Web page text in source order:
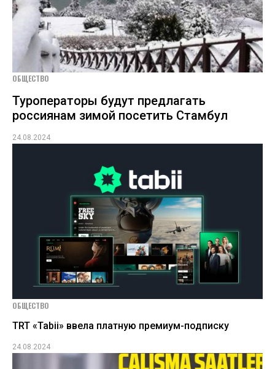
ОБЩЕСТВО
Туроператоры будут предлагать
россиянам зимой посетить Стамбул
24.08.2024
ОБЩЕСТВО
TRT «Tabii» ввела платную премиум-подписку
24.08.2024